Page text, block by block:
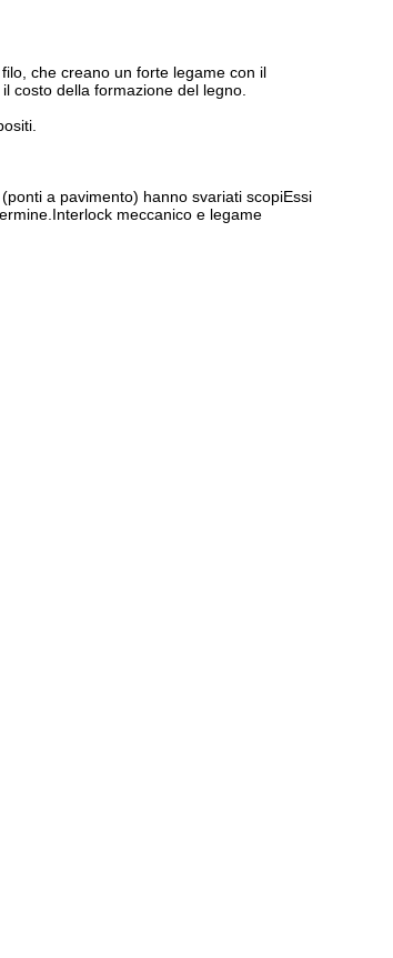
che creano un forte legame con il
costo della formazione del legno.
a pavimento) hanno svariati scopiEssi
meccanico e legame